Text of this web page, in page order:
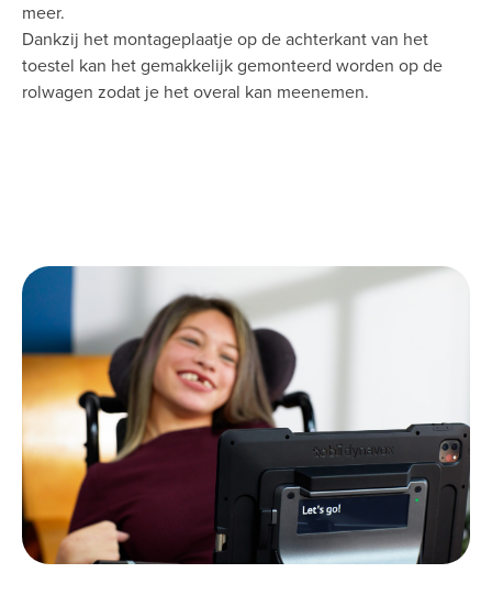
meer.
Dankzij het montageplaatje op de achterkant van het
toestel kan het gemakkelijk gemonteerd worden op de
rolwagen zodat je het overal kan meenemen.